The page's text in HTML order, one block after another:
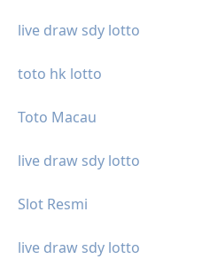
live draw sdy lotto
toto hk lotto
Toto Macau
live draw sdy lotto
Slot Resmi
live draw sdy lotto